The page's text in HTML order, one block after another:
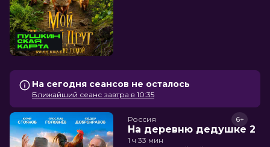
На сегодня сеансов не осталось
Ближайший сеанс завтра в 10:35
Россия
На деревню дедушке 2
6+
1 ч 33 мин